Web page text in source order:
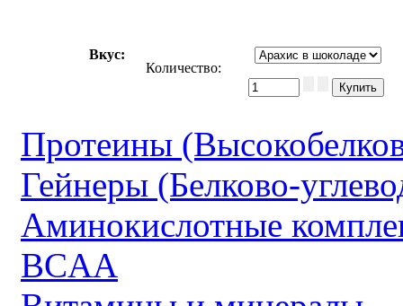
Вкус:
Количество:
Протеины
Гейнеры (Белково-
Аминокислотные
BCAA